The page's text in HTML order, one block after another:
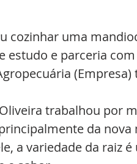
cozinhar uma
estudo e parceria
trabalhou por
da nova
a variedade da raiz